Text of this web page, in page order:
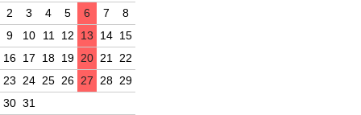
2
3 4 5 6 7
8
9
10 11 12 13 14 15
16 17 18 19 20 21
22
23
24 25 26 27 28 29
30 31